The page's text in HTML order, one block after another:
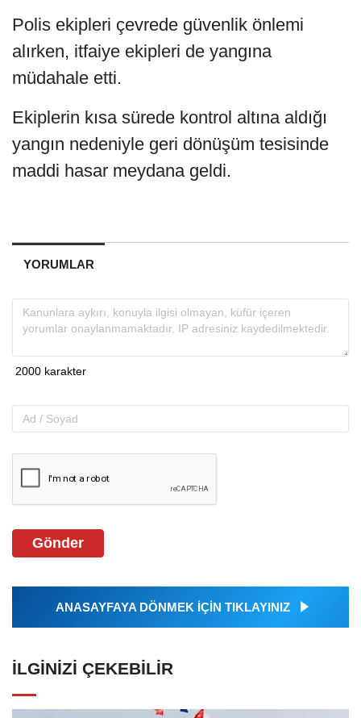
Polis ekipleri çevrede güvenlik önlemi
alırken, itfaiye ekipleri de yangına
müdahale etti.
Ekiplerin kısa sürede kontrol altına aldığı
yangın nedeniyle geri dönüşüm tesisinde
maddi hasar meydana geldi.
YORUMLAR
Gönder
ANASAYFAYA DÖNMEK İÇİN TIKLAYINIZ
İLGINIZI ÇEKEBILIR